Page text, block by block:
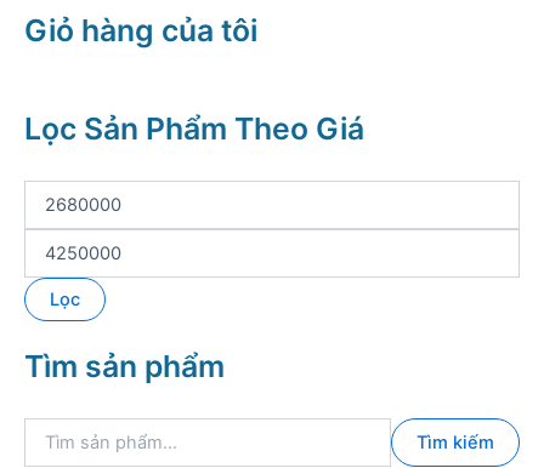
Giỏ hàng của tôi
Lọc Sản Phẩm Theo Giá
ố
i
h
á
t
i
Lọc
Tìm sản phẩm
Tìm kiếm